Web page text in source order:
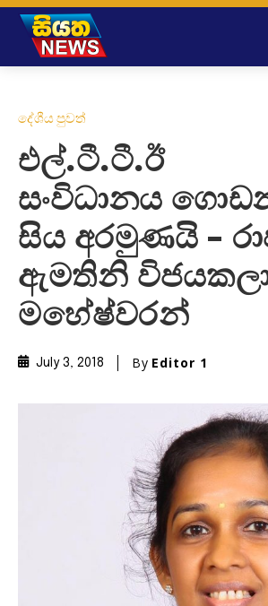
දේශීය පුවත්
එල්.ටී.ටී.ඊ
සංවිධානය
සිය අරමුණයි –
ඇමතිනි
මහේෂ්වරන්‌
July 3, 2018 By Editor 1